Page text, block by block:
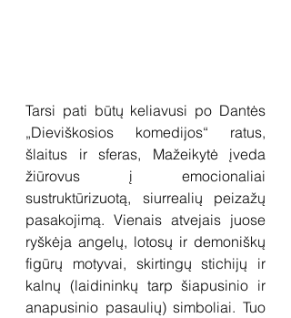
Tarsi pati būtų keliavusi po Dantės
„Dieviškosios komedijos“ ratus,
šlaitus ir sferas, Mažeikytė įveda
žiūrovus į emocionaliai
sustruktūrizuotą, siurrealių peizažų
pasakojimą. Vienais atvejais juose
ryškėja angelų, lotosų ir demoniškų
figūrų motyvai, skirtingų stichijų ir
kalnų (laidininkų tarp šiapusinio ir
anapusinio pasaulių) simboliai. Tuo